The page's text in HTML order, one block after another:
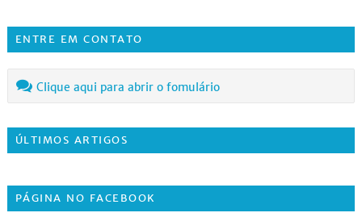
ENTRE EM CONTATO
Clique aqui para abrir o fomulário
ÚLTIMOS ARTIGOS
PÁGINA NO FACEBOOK